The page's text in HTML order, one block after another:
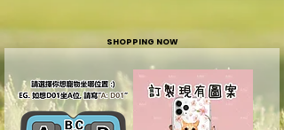
SHOPPING NOW